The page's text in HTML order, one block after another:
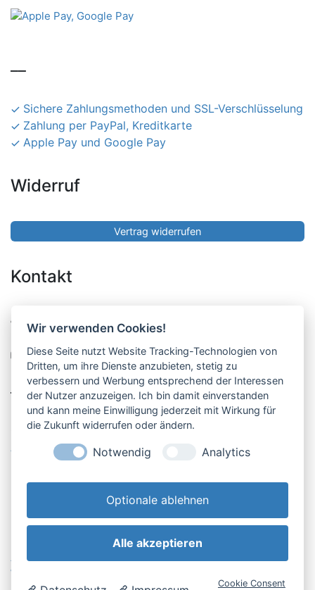
Sichere Zahlungsmethoden und SSL-Verschlüsselung
Zahlung per PayPal, Kreditkarte
Apple Pay und Google Pay
Widerruf
Vertrag widerrufen
Kontakt
Pucher Straße 10, Fürstenfeldbruck
08141-12269
shop@englschalk.de
Öffnungszeiten
Anfahrt & Kontakt
Retouren-Portal
AGB & Kundeninfo
Widerrufsbelehrung
Wir verwenden Cookies!
Diese Seite nutzt Website Tracking-Technologien von
Dritten, um ihre Dienste anzubieten, stetig zu
verbessern und Werbung entsprechend der Interessen
der Nutzer anzuzeigen. Ich bin damit einverstanden
und kann meine Einwilligung jederzeit mit Wirkung für
die Zukunft widerrufen oder ändern.
Notwendig Analytics
Optionale ablehnen
Alle akzeptieren
Cookie Consent